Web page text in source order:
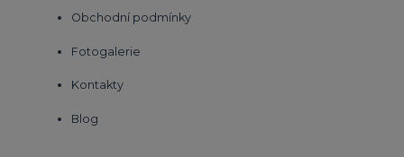
Obchodní podmínky
Fotogalerie
Kontakty
Blog